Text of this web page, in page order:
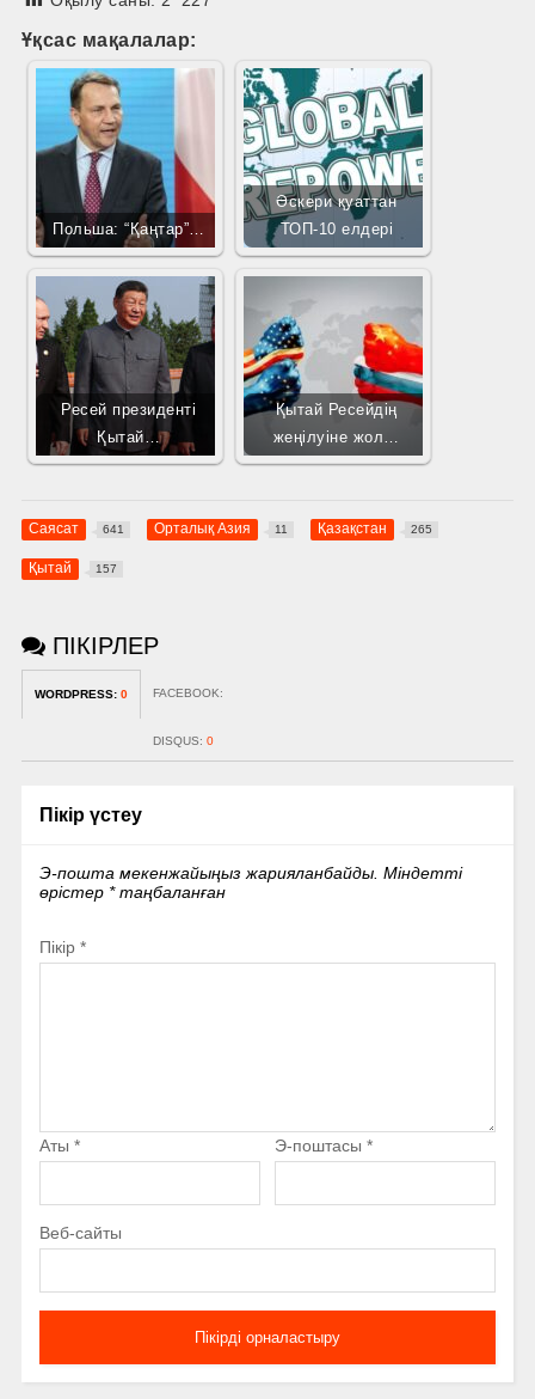
Ұқсас мақалалар:
Польша: “Қаңтар”…
Әскери қуаттан
ТОП-10 елдері
Ресей президенті
Қытай…
Қытай Ресейдің
жеңілуіне жол…
Саясат 641 Орталық Азия 11 Қазақстан 265
Қытай 157
ПІКІРЛЕР
WORDPRESS: 0 FACEBOOK:
DISQUS: 0
Пікір үстеу
Э-пошта мекенжайыңыз жарияланбайды. Міндетті
өрістер *таңбаланған
Пікір *
Аты * Э-поштасы *
Веб-сайты